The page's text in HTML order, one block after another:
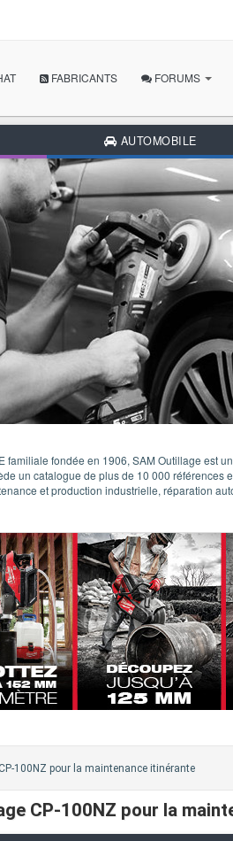
FABRICANTS FORUMS
AUTOMOBILE
familiale fondée en 1906, SAM Outillage est
un catalogue de plus de 10 000
et production industrielle, réparation
CP-100NZ pour la maintenance itinérante
CP-100NZ pour la